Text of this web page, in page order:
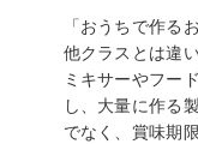
「おうちで作る
他クラスとは違
ミキサーやフー
し、大量に作る
でなく、賞味期